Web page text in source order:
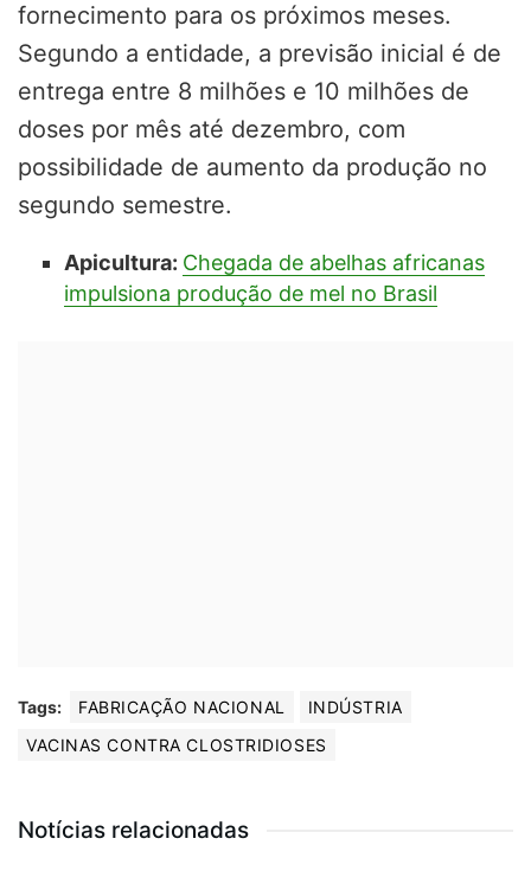
fornecimento para os próximos meses.
Segundo a entidade, a previsão inicial é de
entrega entre 8 milhões e 10 milhões de
doses por mês até dezembro, com
possibilidade de aumento da produção no
segundo semestre.
Apicultura: Chegada de abelhas africanas
impulsiona produção de mel no Brasil
Tags: FABRICAÇÃO NACIONAL
INDÚSTRIA
VACINAS CONTRA CLOSTRIDIOSES
Notícias relacionadas